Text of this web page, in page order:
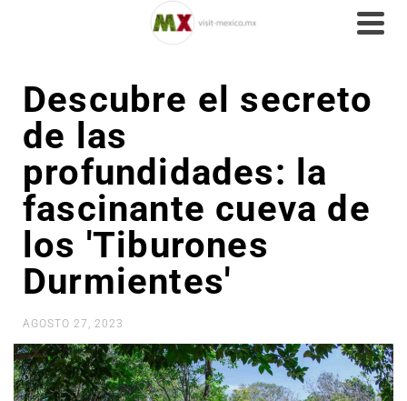
Descubre el secreto
de las
profundidades: la
fascinante cueva de
los 'Tiburones
Durmientes'
AGOSTO 27, 2023